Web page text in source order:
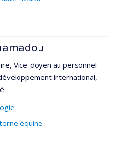
Vice-doyen au personnel
international,
équine